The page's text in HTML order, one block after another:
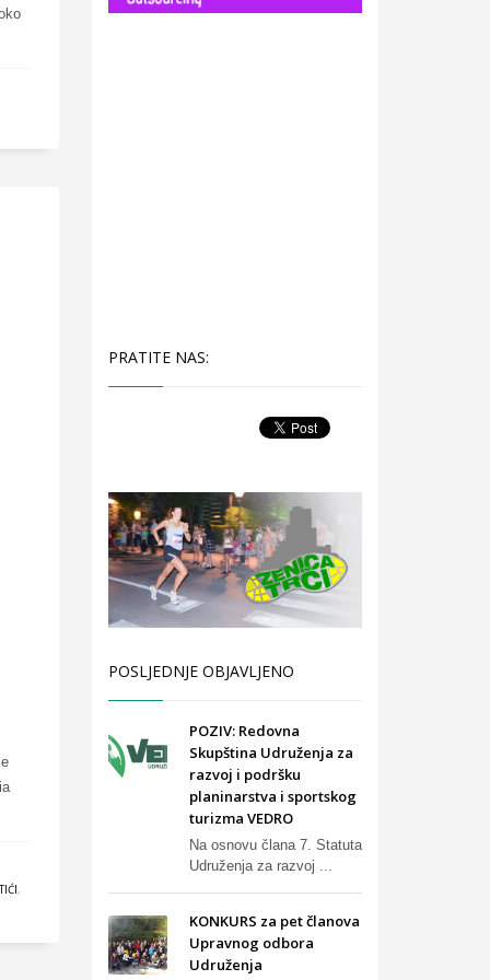
,
PRATITE NAS:
POSLJEDNJE OBJAVLJENO
POZIV: Redovna
Skupština Udruženja za
razvoj i podršku
planinarstva i sportskog
turizma VEDRO
Na osnovu člana 7. Statuta
Udruženja za razvoj ...
KONKURS za pet članova
Upravnog odbora
Udruženja